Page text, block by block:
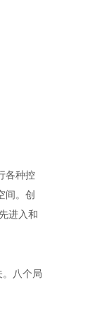
各种控
间。创
进入和
八个局